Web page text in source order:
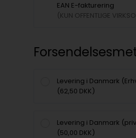
EAN E-fakturering
(KUN OFFENTLIGE
Levering i Danmark
(62,50 DKK)
Levering i Danmark
(50,00 DKK)